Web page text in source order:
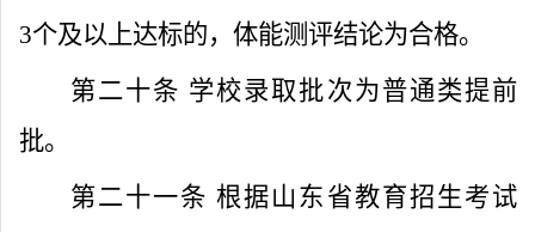
3个及以上达标的，体能测评结论为合格。
第二十条 学校录取批次为普通类提前
批。
第二十一条 根据山东省教育招生考试